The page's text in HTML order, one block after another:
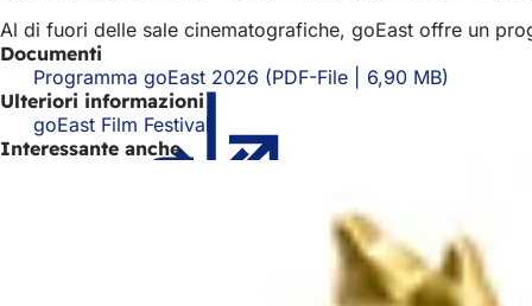
Al di fuori delle sale cinematografiche, goEast offre un
Documenti
Programma goEast 2026
PDF-File
6,90 MB
Ulteriori informazioni
goEast Film Festival
apre
Interessante anche